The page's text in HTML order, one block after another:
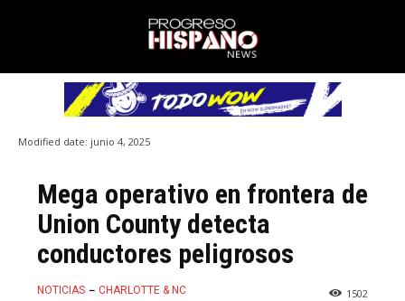
Modified date: junio 4, 2025
Mega operativo en frontera de
Union County detecta
conductores peligrosos
NOTICIAS CHARLOTTE & NC 1502